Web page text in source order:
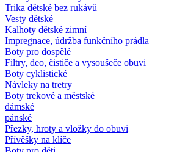
Trika dětské bez rukávů
Vesty dětské
Kalhoty dětské zimní
Impregnace, údržba funkčního prádla
Boty pro dospělé
Filtry, deo, čističe a vysoušeče obuvi
Boty cyklistické
Návleky na tretry
Boty trekové a městské
dámské
pánské
Přezky, hroty a vložky do obuvi
Přívěšky na klíče